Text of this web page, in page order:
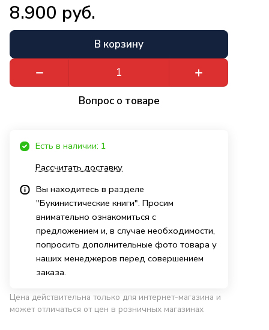
8.900 руб.
В корзину
Вопрос о товаре
Есть в наличии: 1
Рассчитать доставку
Вы находитесь в разделе
"Букинистические книги". Просим
внимательно ознакомиться с
предложением и, в случае необходимости,
попросить дополнительные фото товара у
наших менеджеров перед совершением
заказа.
Цена действительна только для интернет-магазина и
может отличаться от цен в розничных магазинах